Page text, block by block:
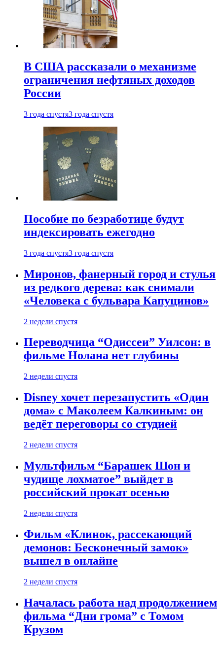
В США рассказали о механизме
ограничения нефтяных доходов
России
3 года спустя3 года спустя
Пособие по безработице будут
индексировать ежегодно
3 года спустя3 года спустя
Миронов, фанерный город и стулья
из редкого дерева: как снимали
«Человека с бульвара Капуцинов»
2 недели спустя
Переводчица “Одиссеи” Уилсон: в
фильме Нолана нет глубины
2 недели спустя
Disney хочет перезапустить «Один
дома» с Маколеем Калкиным: он
ведёт переговоры со студией
2 недели спустя
Мультфильм “Барашек Шон и
чудище лохматое” выйдет в
российский прокат осенью
2 недели спустя
Фильм «Клинок, рассекающий
демонов: Бесконечный замок»
вышел в онлайне
2 недели спустя
Началась работа над продолжением
фильма “Дни грома” с Томом
Крузом